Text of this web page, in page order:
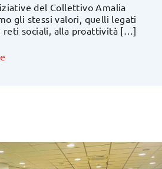
del Collettivo Amalia
gli stessi valori, quelli legati
reti sociali, alla proattività […]